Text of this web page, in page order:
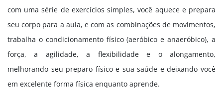
com uma série de exercícios simples, você aquece e prepara
seu corpo para a aula, e com as combinações de movimentos,
trabalha o condicionamento físico (aeróbico e anaeróbico), a
força, a agilidade, a flexibilidade e o alongamento,
melhorando seu preparo físico e sua saúde e deixando você
em excelente forma física enquanto aprende.